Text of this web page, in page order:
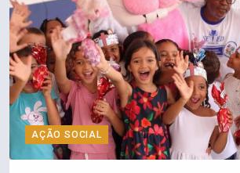
AÇÃO SOCIAL